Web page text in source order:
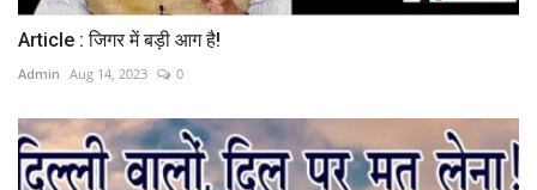
Article : जिगर में बड़ी आग है!
Admin Aug 14, 2023 0